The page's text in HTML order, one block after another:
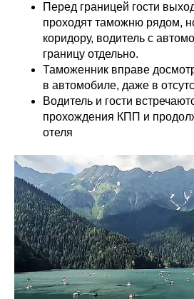
Перед границей гости
проходят таможню рядом,
коридору, водитель с
границу отдельно.
Таможенник вправе
в автомобиле, даже в
Водитель и гости
прохождения КПП и
отеля